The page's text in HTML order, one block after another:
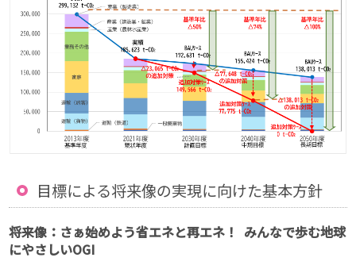
目標による将来像の実現に向けた基本方針
将来像：さぁ始めよう省エネと再エネ！ みんなで歩む地球
にやさしいOGI